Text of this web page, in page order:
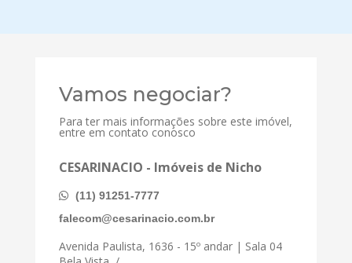
Vamos negociar?
Para ter mais informações sobre este imóvel,
entre em contato conosco
CESARINACIO - Imóveis de Nicho
(11) 91251-7777
falecom@cesarinacio.com.br
Avenida Paulista, 1636 - 15º andar | Sala 04